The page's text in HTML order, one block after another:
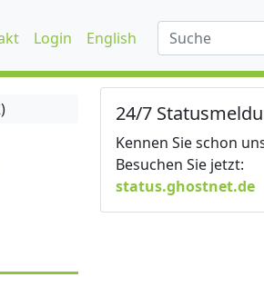
Login English
24/7
Kennen Sie schon
Besuchen Sie jetzt:
status.ghostnet.de